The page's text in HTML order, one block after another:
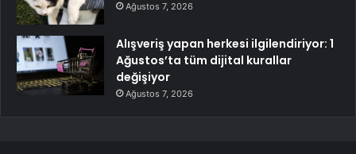
Ağustos 7, 2026
Alışveriş yapan herkesi ilgilendiriyor: 1
Ağustos’ta tüm dijital kurallar
değişiyor
Ağustos 7, 2026